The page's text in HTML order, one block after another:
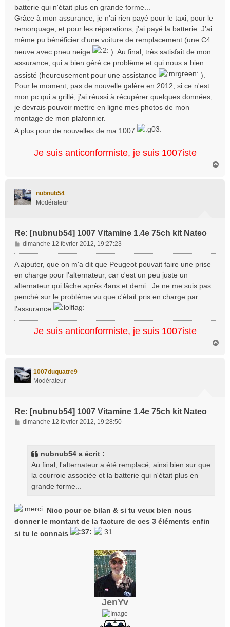
batterie qui n'était plus en grande forme...
Grâce à mon assurance, je n'ai rien payé pour le taxi, pour le
remorquage, et pour les réparations, j'ai payé la batterie. J'ai
même pu bénéficier d'une voiture de remplacement (une C4
neuve avec pneu neige
). Au final, très satisfait de mon
assurance, qui a bien géré ce problème et qui nous a bien
assisté (heureusement pour une assistance
).
Pour le moment, pas de nouvelle galère en 2012, si ce n'est
mon pc qui a grillé, j'ai réussi à récupérer quelques données,
je devrais pouvoir mettre en ligne mes photos de mon
montage de mon plafonnier.
A plus pour de nouvelles de ma 1007
Je suis anticonformiste, je suis 1007iste
nubnub54
Modérateur
Re: [nubnub54] 1007 Vitamine 1.4e 75ch kit Nateo
M
e
s
g
e
dimanche 12 février 2012, 19:27:23
A ajouter, que on m'a dit que Peugeot pouvait faire une prise
en charge pour l'alternateur, car c'est un peu juste un
alternateur qui lâche après 4ans et demi...Je ne me suis pas
penché sur le problème vu que c'était pris en charge par
l'assurance
Je suis anticonformiste, je suis 1007iste
1007duquatre9
Modérateur
Re: [nubnub54] 1007 Vitamine 1.4e 75ch kit Nateo
M
e
dimanche 12 février 2012, 19:28:50
nubnub54 a écrit :
Au final, l'alternateur a été remplacé, ainsi bien sur que
la courroie associée et la batterie qui n'était plus en
grande forme...
Nico pour ce bilan & si tu veux bien nous
donner le montant de la facture de ces 3 éléments enfin
si tu le connais
JenYv